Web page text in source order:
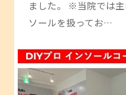
ました。 ※当院では
ソールを扱ってお…